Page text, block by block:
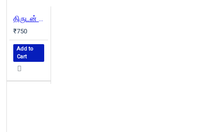
திருடன் மணியன்பிள்ளை
₹750
Add to
Cart